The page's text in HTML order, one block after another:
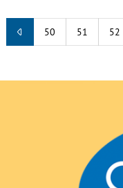
50 51 52